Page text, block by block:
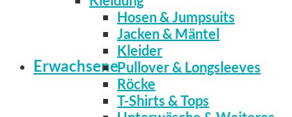
Erwachsene
Hosen & Jumpsuits
Jacken & Mäntel
Kleider
Pullover & Longsleeves
Röcke
T-Shirts & Tops